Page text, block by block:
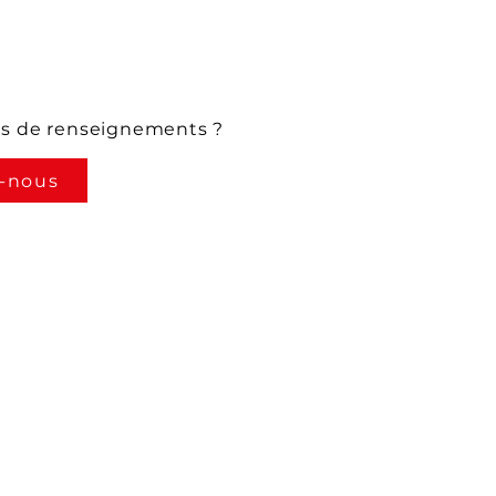
de renseignements ?
nous